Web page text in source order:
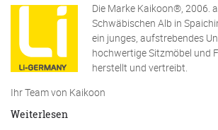
Die Marke Kaikoon®, 2006.
Schwäbischen Alb in
ein junges, aufstrebendes
hochwertige Sitzmöbel und
herstellt und vertreibt.
Ihr Team von Kaikoon
Weiterlesen